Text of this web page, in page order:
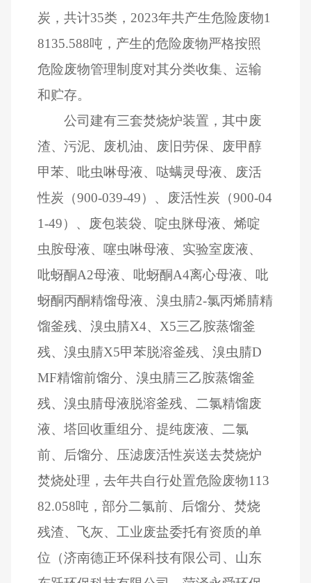
炭，共计35类， 2023年共产生危险废物1
8135.588吨，产生的危险废物严格按照
危险废物管理制度对其分类收集、运输
和贮存。
公司建有三套焚烧炉装置，其中废
渣、污泥、废机油、废旧劳保、废甲醇
甲苯、吡虫啉母液、哒螨灵母液、废活
性炭（900-039-49）、废活性炭（900-04
1-49）、废包装袋、啶虫脒母液、烯啶
虫胺母液、噻虫啉母液、实验室废液、
吡蚜酮 A2母液、吡蚜酮 A4离心母液、吡
蚜酮丙酮精馏母液、溴虫腈2-氯丙烯腈精
馏釜残、溴虫腈X4、 X5三乙胺蒸馏釜
残、溴虫腈X5甲苯脱溶釜残、溴虫腈D
MF精馏前馏分、溴虫腈三乙胺蒸馏釜
残、溴虫腈母液脱溶釜残、二氯精馏废
液、塔回收重组分、提纯废液、二氯
前、后馏分、压滤废活性炭送去焚烧炉
焚烧处理，去年共自行处置危险废物113
82.058吨，部分二氯前、后馏分、焚烧
残渣、飞灰、工业废盐委托有资质的单
位（济南德正环保科技有限公司、山东